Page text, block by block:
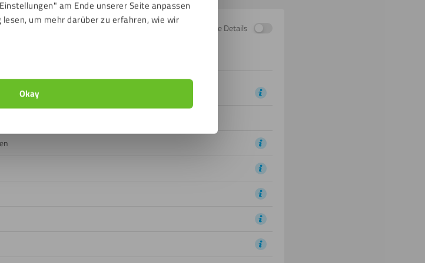
am Ende unserer Seite anpassen
um mehr darüber zu erfahren, wie wir
Okay
Zeige Details